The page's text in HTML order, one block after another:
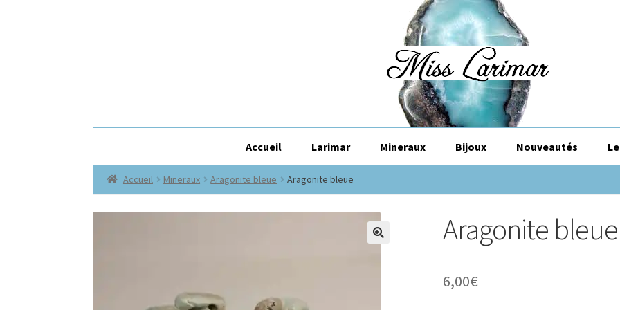
Accueil Larimar Mineraux Bijoux Nouveautés
Accueil Mineraux Aragonite bleue Aragonite bleue
Aragonite bleue
6,00€